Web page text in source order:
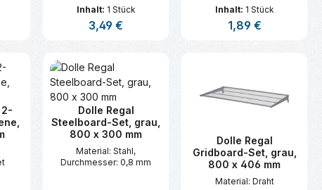
oder benutze die Schaltflächen um
Wert ein oder benutze die
Gib den gewünschten Wert ein
Inhalt: 1 Stück
Regulärer Preis:
3,49 €
Produkt Anzahl: Gib den
Inhalt: 1 Stück
Regulärer Preis:
1,89 €
2-
Dolle Regal
Steelboard-Set, grau,
800 x 300 mm
Material: Stahl,
Durchmesser: 0,8 mm
Dolle Regal
Gridboard-Set, grau,
800 x 406 mm
Material: Draht